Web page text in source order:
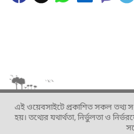
এই ওয়েবসাইটে প্রকাশিত সকল তথ্য
হয়। তথ্যের যথার্থতা, নির্ভুলতা ও